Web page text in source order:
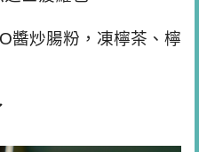
醬炒腸粉， 凍檸茶、檸